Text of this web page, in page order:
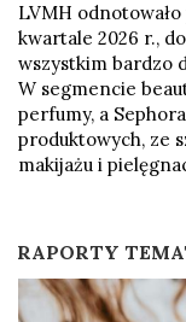
LVMH
kwartale 2026 r.,
wszystkim bardzo
W segmencie
perfumy, a
produktowych, ze
makijażu i
RAPORTY